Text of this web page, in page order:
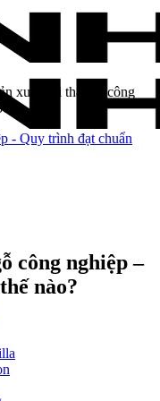
xuất nội thất gỗ công
công nghiệp –
nào?